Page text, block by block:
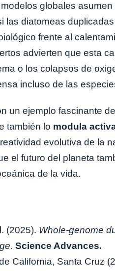
globales
las diatomeas
frente al
advierten que esta
o los colapsos de
incluso de las
un ejemplo fascinante
también lo modula
evolutiva de la
el futuro del planeta
de la vida.
(2025). Whole-genome
Science Advances.
California, Santa Cruz